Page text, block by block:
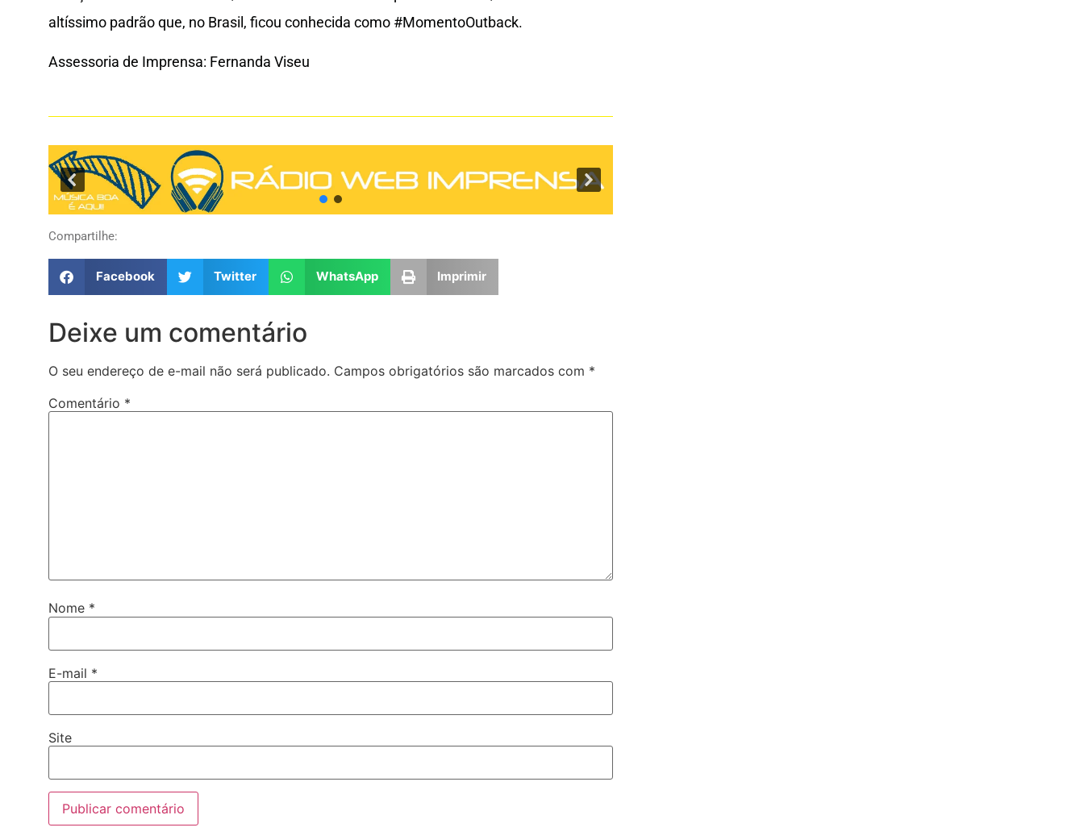
altíssimo padrão que, no Brasil, ficou conhecida como #MomentoOutback.
Assessoria de Imprensa: Fernanda Viseu
Compartilhe:
Facebook Twitter WhatsApp Imprimir
Deixe um comentário
O seu endereço de e-mail não será publicado. Campos obrigatórios são marcados com *
Comentário *
Nome *
E-mail *
Site